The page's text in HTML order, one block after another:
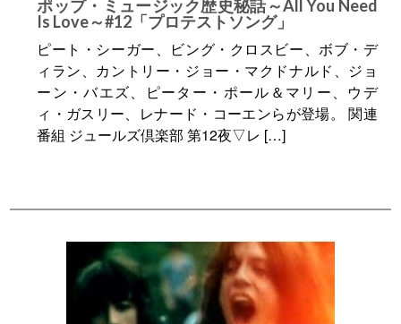
ポップ・ミュージック歴史秘話～All You Need
Is Love～#12「プロテストソング」
ピート・シーガー、ビング・クロスビー、ボブ・デ
ィラン、カントリー・ジョー・マクドナルド、ジョ
ーン・バエズ、ピーター・ポール＆マリー、ウデ
ィ・ガスリー、レナード・コーエンらが登場。 関連
番組 ジュールズ倶楽部 第12夜▽レ […]